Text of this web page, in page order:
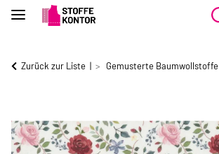
Zurück zur Liste Gemusterte Baumwollstoffe